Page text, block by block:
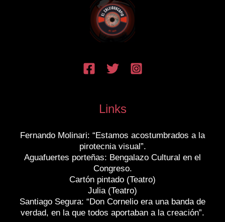
Links
Fernando Molinari: “Estamos acostumbrados a la
pirotecnia visual”.
Aguafuertes porteñas: Bengalazo Cultural en el
Congreso.
Cartón pintado (Teatro)
Julia (Teatro)
Santiago Segura: “Don Cornelio era una banda de
verdad, en la que todos aportaban a la creación”.